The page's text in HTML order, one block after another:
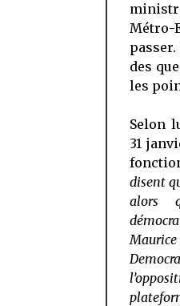
Métro-
des
les
Selon
31
disent
alors
Maurice